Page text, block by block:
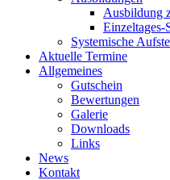
Ausbildung
Einzeltages-
Systemische
Aktuelle Termine
Allgemeines
Gutschein
Bewertungen
Galerie
Downloads
Links
News
Kontakt